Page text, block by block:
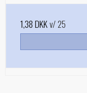
1,38 DKKv/ 25